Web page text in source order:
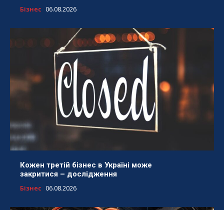
Бізнес 06.08.2026
Кожен третій бізнес в Україні може
закритися – дослідження
Бізнес 06.08.2026